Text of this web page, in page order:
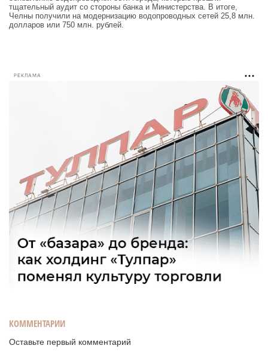
тщательный аудит со стороны банка и Министерства. В итоге,
Челны получили на модернизацию водопроводных сетей 25,8 млн.
долларов или 750 млн. рублей.
РЕКЛАМА
КОММЕНТАРИИ
Оставьте первый комментарий